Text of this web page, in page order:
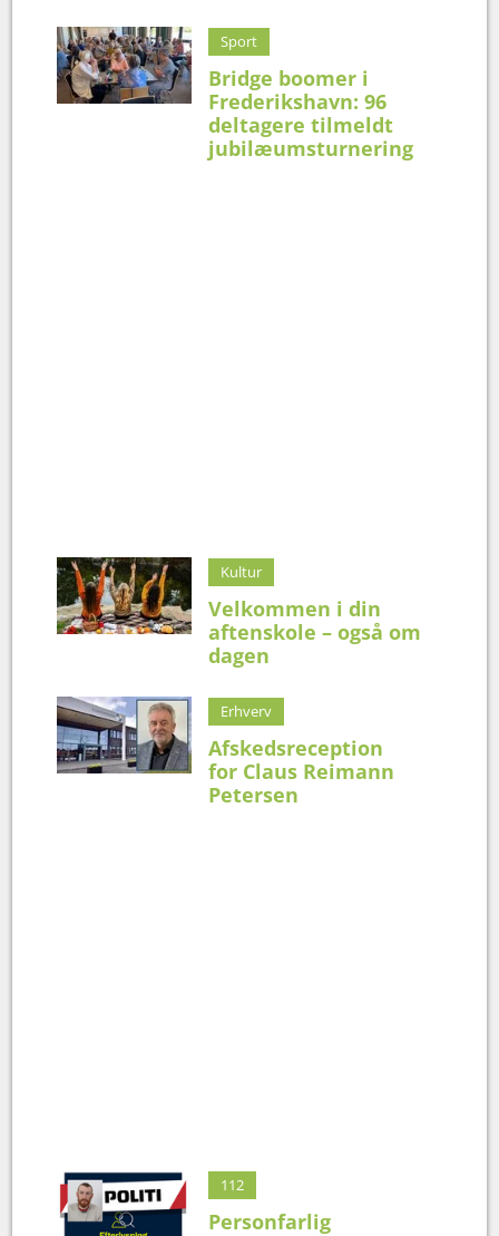
Sport
Bridge boomer i
Frederikshavn: 96
deltagere tilmeldt
jubilæumsturnering
Kultur
Velkommen i din
aftenskole – også om
dagen
Erhverv
Afskedsreception
for Claus Reimann
Petersen
112
Personfarlig